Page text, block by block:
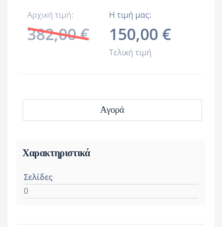
Αρχική τιμή:
382,00 €
Η τιμή μας:
150,00 €
Τελική τιμή
Αγορά
Χαρακτηριστικά
Σελίδες
0